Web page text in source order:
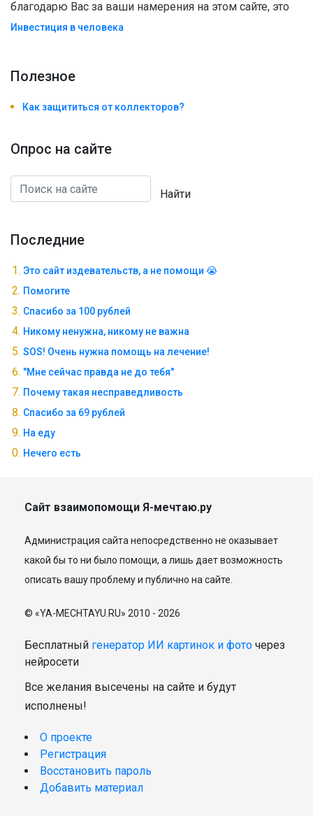
благодарю Вас за ваши намерения на этом сайте, это
Инвестиция в человека
Полезноe
Как защититься от коллекторов?
Опрос на сайте
Найти
Последние
Это сайт издевательств, а не помощи 😭
Помогите
Спасибо за 100 рублей
Никому ненужна, никому не важна
SOS! Очень нужна помощь на лечение!
"Мне сейчас правда не до тебя"
Почему такая несправедливость
Спасибо за 69 рублей
На еду
Нечего есть
Сайт взаимопомощи Я-мечтаю.ру
Администрация сайта непосредственно не оказывает
какой бы то ни было помощи, а лишь дает возможность
описать вашу проблему и публично на сайте.
© «YA-MECHTAYU.RU» 2010 - 2026
Бесплатный генератор ИИ картинок и фото через
нейросети
Все желания высечены на сайте и будут
исполнены!
О проекте
Регистрация
Восстановить пароль
Добавить материал